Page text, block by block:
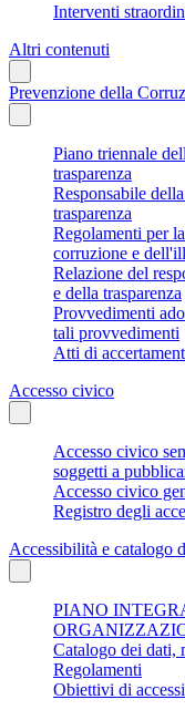
Interventi
Altri contenuti
Prevenzione della
Piano triennale
trasparenza
Responsabile
trasparenza
Regolamenti per
corruzione e
Relazione del
e della trasparenza
Provvedimenti
tali provvedimenti
Atti di
Accesso civico
Accesso civico
soggetti a
Accesso civico
Registro degli
Accessibilità e catalogo
PIANO
Catalogo dei dati,
Regolamenti
Obiettivi di